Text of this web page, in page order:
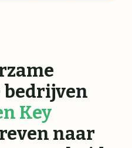
bedrijven
Key
naar